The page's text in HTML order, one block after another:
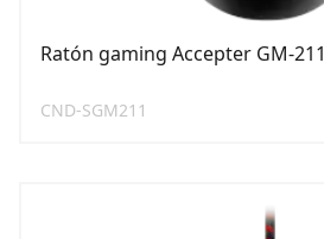
Ratón gaming Accepter GM-211
CND-SGM211